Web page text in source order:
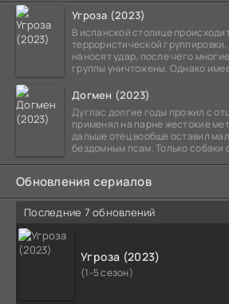
Угроза (2023)
В испанской столице
террористической
наносят удар, после чего
группы уничтожены. Однако
Догмен (2023)
Дуглас долгие годы прожил с
применял на парне жестокие
дальше отец вообще оставил
бездомным псам. Только собаки
Обновления сериалов
Последние 7 обновлений
Угроза (2023)
(1-5 сезон)